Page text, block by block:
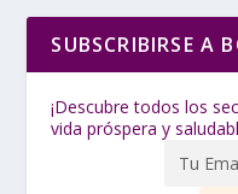
SUBSCRIBIRSE A
¡Descubre todos los
vida próspera y